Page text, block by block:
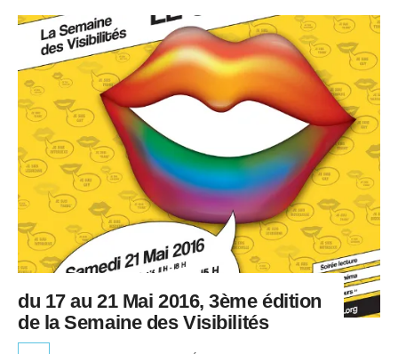
du 17 au 21 Mai 2016, 3ème édition
de la Semaine des Visibilités